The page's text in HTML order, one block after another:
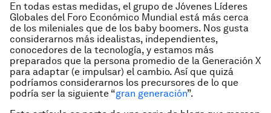
En todas estas medidas, el grupo de Jóvenes Líderes
Globales del Foro Económico Mundial está más cerca
de los mileniales que de los baby boomers. Nos gusta
considerarnos más idealistas, independientes,
conocedores de la tecnología, y estamos más
preparados que la persona promedio de la Generación X
para adaptar (e impulsar) el cambio. Así que quizá
podríamos considerarnos los precursores de lo que
podría ser la siguiente “gran generación”.